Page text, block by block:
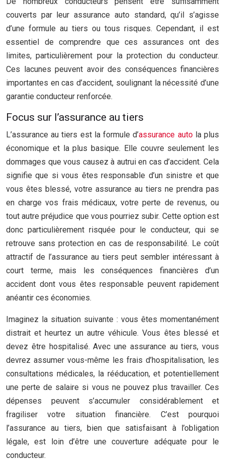
couverts par leur assurance auto standard, qu’il s’agisse
d’une formule au tiers ou tous risques. Cependant, il est
essentiel de comprendre que ces assurances ont des
limites, particulièrement pour la protection du conducteur.
Ces lacunes peuvent avoir des conséquences financières
importantes en cas d’accident, soulignant la nécessité d’une
garantie conducteur renforcée.
Focus sur l’assurance au tiers
L’assurance au tiers est la formule d’assurance autola plus
économique et la plus basique. Elle couvre seulement les
dommages que vous causez à autrui en cas d’accident. Cela
signifie que si vous êtes responsable d’un sinistre et que
vous êtes blessé, votre assurance au tiers ne prendra pas
en charge vos frais médicaux, votre perte de revenus, ou
tout autre préjudice que vous pourriez subir. Cette option est
donc particulièrement risquée pour le conducteur, qui se
retrouve sans protection en cas de responsabilité. Le coût
attractif de l’assurance au tiers peut sembler intéressant à
court terme, mais les conséquences financières d’un
accident dont vous êtes responsable peuvent rapidement
anéantir ces économies.
Imaginez la situation suivante : vous êtes momentanément
distrait et heurtez un autre véhicule. Vous êtes blessé et
devez être hospitalisé. Avec une assurance au tiers, vous
devrez assumer vous-même les frais d’hospitalisation, les
consultations médicales, la rééducation, et potentiellement
une perte de salaire si vous ne pouvez plus travailler. Ces
dépenses peuvent s’accumuler considérablement et
fragiliser votre situation financière. C’est pourquoi
l’assurance au tiers, bien que satisfaisant à l’obligation
légale, est loin d’être une couverture adéquate pour le
conducteur.